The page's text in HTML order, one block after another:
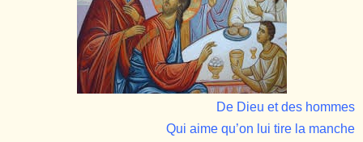
De Dieu et des hommes
Qui aime qu’on lui tire la manche